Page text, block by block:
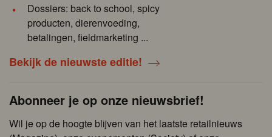
Dossiers: back to school, spicy
producten, dierenvoeding,
betalingen, fieldmarketing ...
Bekijk de nieuwste editie!
Abonneer je op onze nieuwsbrief!
Wil je op de hoogte blijven van het laatste retailnieuws